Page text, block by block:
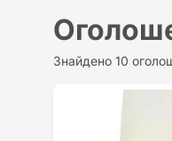
Потрібна послуга
Найдорожчий
Знайдено 10